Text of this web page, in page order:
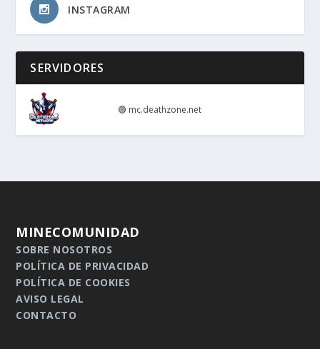
INSTAGRAM
SERVIDORES
🟢 mc.deathzone.net
MINECOMUNIDAD
SOBRE NOSOTROS
POLÍTICA DE PRIVACIDAD
POLÍTICA DE COOKIES
AVISO LEGAL
CONTACTO